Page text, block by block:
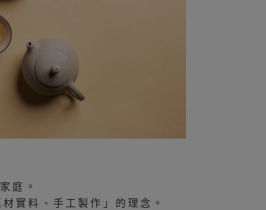
庭。
實料、手工製作」的理念。